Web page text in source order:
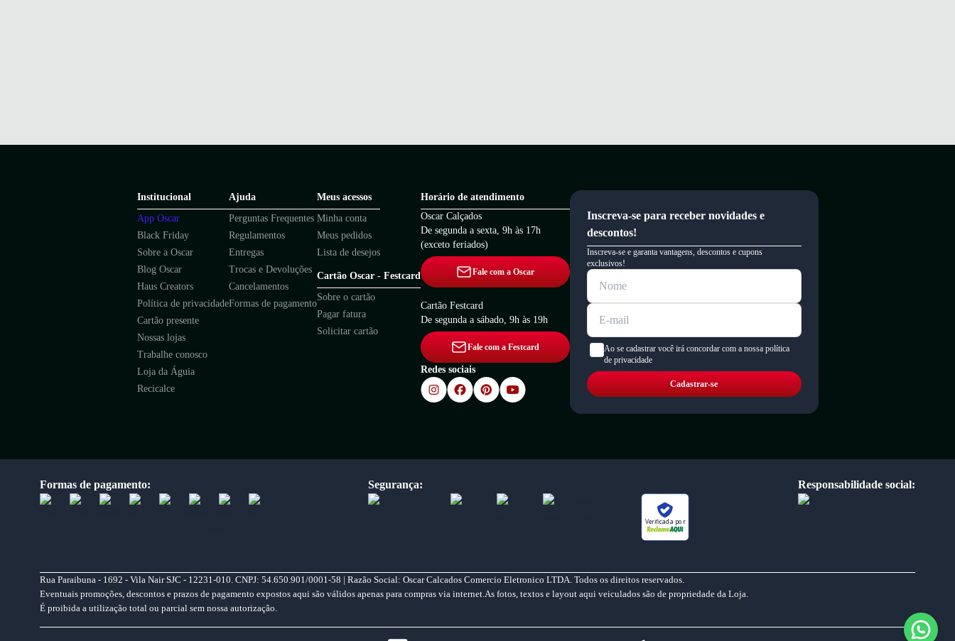
Institucional
App Oscar
Black Friday
Sobre a Oscar
Blog Oscar
Haus Creators
Política de privacidade
Cartão presente
Nossas lojas
Trabalhe conosco
Loja da Águia
Recicalce
Ajuda
Perguntas Frequentes
Regulamentos
Entregas
Trocas e Devoluções
Cancelamentos
Formas de pagamento
Meus acessos
Minha conta
Meus pedidos
Lista de desejos
Cartão Oscar - Festcard
Sobre o cartão
Pagar fatura
Solicitar cartão
Horário de atendimento
Oscar Calçados
De segunda a sexta, 9h às 17h
(exceto feriados)
Fale com a Oscar
Cartão Festcard
De segunda a sábado, 9h às 19h
Fale com a Festcard
Redes sociais
Inscreva-se para receber novidades e
descontos!
Inscreva-se e garanta vantagens, descontos e cupons
exclusivos!
Ao se cadastrar você irá concordar com a nossa política
de privacidade
Cadastrar-se
Formas de pagamento: Segurança:
Verificada por
Responsabilidade social:
Rua Paraibuna - 1692 - Vila Nair SJC - 12231-010. CNPJ: 54.650.901/0001-58 | Razão Social: Oscar Calcados Comercio Eletronico LTDA. Todos os direitos reservados.
Eventuais promoções, descontos e prazos de pagamento expostos aqui são válidos apenas para compras via internet.As fotos, textos e layout aqui veiculados são de propriedade da Loja.
É proibida a utilização total ou parcial sem nossa autorização.